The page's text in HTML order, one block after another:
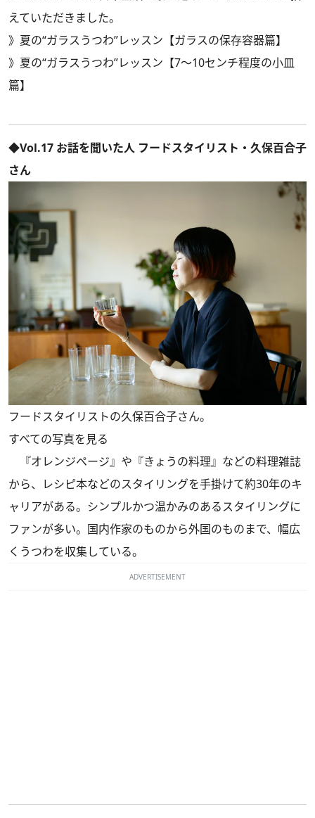
えていただきました。
》 夏の“ガラスうつわ”レッスン【ガラスの保存容器篇】
》 夏の“ガラスうつわ”レッスン【7～10センチ程度の小皿
篇】
◆Vol.17 お話を聞いた人 フードスタイリスト・久保百合子
さん
フードスタイリストの久保百合子さん。
すべての写真を見る
『オレンジページ』や『きょうの料理』などの料理雑誌
から、レシピ本などのスタイリングを手掛けて約30年のキ
ャリアがある。シンプルかつ温かみのあるスタイリングに
ファンが多い。国内作家のものから外国のものまで、幅広
くうつわを収集している。
ADVERTISEMENT